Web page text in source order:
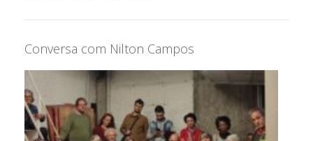
Conversa com Nilton Campos